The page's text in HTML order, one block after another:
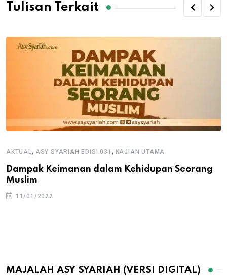
Tulisan Terkait
AKTUAL , ASY SYARIAH EDISI 031 , KAJIAN UTAMA
Dampak Keimanan dalam Kehidupan Seorang
Muslim
11/01/2022
MAJALAH ASY SYARIAH (VERSI DIGITAL)